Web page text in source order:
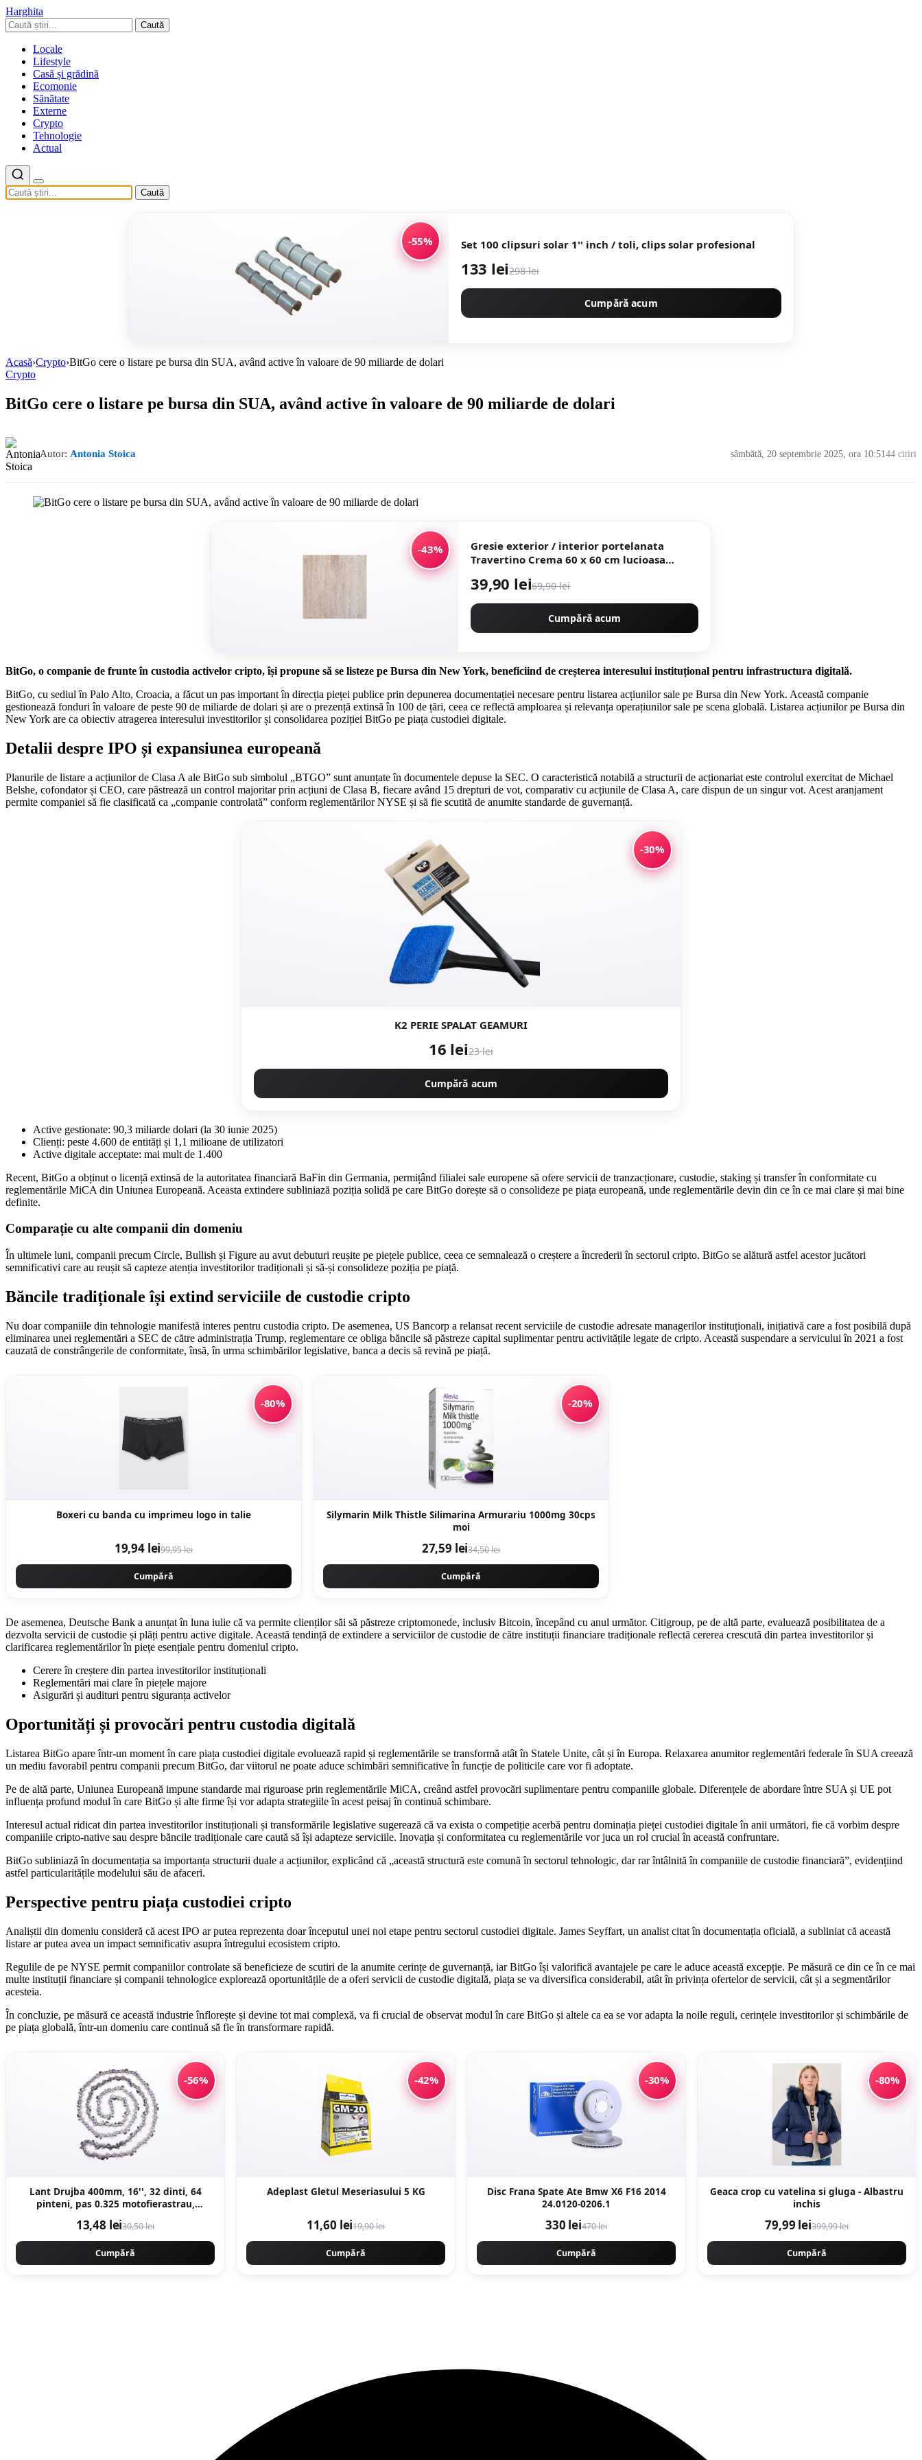
Harghita
Caută
Locale
Lifestyle
Casă și grădină
Ecomonie
Sănătate
Externe
Crypto
Tehnologie
Actual
Caută
-55% Set 100 clipsuri solar 1'' inch / toli, clips solar profesional
133 lei298 lei
Cumpără acum
Acasă›Crypto›BitGo cere o listare pe bursa din SUA, având active în valoare de 90 miliarde de dolari
Crypto
BitGo cere o listare pe bursa din SUA, având active în valoare de 90 miliarde de dolari
Autor: Antonia Stoica sâmbătă, 20 septembrie 2025, ora 10:51 44 citiri
-43%
Gresie exterior / interior portelanata
Travertino Crema 60 x 60 cm lucioasa
39,90 lei69,90 lei
Cumpără acum
BitGo, o companie de frunte în custodia activelor cripto, își propune să se listeze pe Bursa din New York, beneficiind de creșterea interesului instituțional pentru infrastructura digitală.
BitGo, cu sediul în Palo Alto, Croacia, a făcut un pas important în direcția pieței publice prin depunerea documentației necesare pentru listarea acțiunilor sale pe Bursa din New York. Această companie
gestionează fonduri în valoare de peste 90 de miliarde de dolari și are o prezență extinsă în 100 de țări, ceea ce reflectă amploarea și relevanța operațiunilor sale pe scena globală. Listarea acțiunilor pe Bursa din
New York are ca obiectiv atragerea interesului investitorilor și consolidarea poziției BitGo pe piața custodiei digitale.
Detalii despre IPO și expansiunea europeană
Planurile de listare a acțiunilor de Clasa A ale BitGo sub simbolul „BTGO” sunt anunțate în documentele depuse la SEC. O caracteristică notabilă a structurii de acționariat este controlul exercitat de Michael
Belshe, cofondator și CEO, care păstrează un control majoritar prin acțiuni de Clasa B, fiecare având 15 drepturi de vot, comparativ cu acțiunile de Clasa A, care dispun de un singur vot. Acest aranjament
permite companiei să fie clasificată ca „companie controlată” conform reglementărilor NYSE și să fie scutită de anumite standarde de guvernanță.
-30%
K2 PERIE SPALAT GEAMURI
16 lei23 lei
Cumpără acum
Active gestionate: 90,3 miliarde dolari (la 30 iunie 2025)
Clienți: peste 4.600 de entități și 1,1 milioane de utilizatori
Active digitale acceptate: mai mult de 1.400
Recent, BitGo a obținut o licență extinsă de la autoritatea financiară BaFin din Germania, permițând filialei sale europene să ofere servicii de tranzacționare, custodie, staking și transfer în conformitate cu
reglementările MiCA din Uniunea Europeană. Aceasta extindere subliniază poziția solidă pe care BitGo dorește să o consolideze pe piața europeană, unde reglementările devin din ce în ce mai clare și mai bine
definite.
Comparație cu alte companii din domeniu
În ultimele luni, companii precum Circle, Bullish și Figure au avut debuturi reușite pe piețele publice, ceea ce semnalează o creștere a încrederii în sectorul cripto. BitGo se alătură astfel acestor jucători
semnificativi care au reușit să capteze atenția investitorilor tradiționali și să-și consolideze poziția pe piață.
Băncile tradiționale își extind serviciile de custodie cripto
Nu doar companiile din tehnologie manifestă interes pentru custodia cripto. De asemenea, US Bancorp a relansat recent serviciile de custodie adresate managerilor instituționali, inițiativă care a fost posibilă după
eliminarea unei reglementări a SEC de către administrația Trump, reglementare ce obliga băncile să păstreze capital suplimentar pentru activitățile legate de cripto. Această suspendare a servicului în 2021 a fost
cauzată de constrângerile de conformitate, însă, în urma schimbărilor legislative, banca a decis să revină pe piață.
-80%
Boxeri cu banda cu imprimeu logo in talie
19,94 lei99,95 lei
Cumpără
-20%
Silymarin Milk Thistle Silimarina Armurariu 1000mg 30cps
moi
27,59 lei34,50 lei
Cumpără
De asemenea, Deutsche Bank a anunțat în luna iulie că va permite clienților săi să păstreze criptomonede, inclusiv Bitcoin, începând cu anul următor. Citigroup, pe de altă parte, evaluează posibilitatea de a
dezvolta servicii de custodie și plăți pentru active digitale. Această tendință de extindere a serviciilor de custodie de către instituții financiare tradiționale reflectă cererea crescută din partea investitorilor și
clarificarea reglementărilor în piețe esențiale pentru domeniul cripto.
Cerere în creștere din partea investitorilor instituționali
Reglementări mai clare în piețele majore
Asigurări și audituri pentru siguranța activelor
Oportunități și provocări pentru custodia digitală
Listarea BitGo apare într-un moment în care piața custodiei digitale evoluează rapid și reglementările se transformă atât în Statele Unite, cât și în Europa. Relaxarea anumitor reglementări federale în SUA creează
un mediu favorabil pentru companii precum BitGo, dar viitorul ne poate aduce schimbări semnificative în funcție de politicile care vor fi adoptate.
Pe de altă parte, Uniunea Europeană impune standarde mai riguroase prin reglementările MiCA, creând astfel provocări suplimentare pentru companiile globale. Diferențele de abordare între SUA și UE pot
influența profund modul în care BitGo și alte firme își vor adapta strategiile în acest peisaj în continuă schimbare.
Interesul actual ridicat din partea investitorilor instituționali și transformările legislative sugerează că va exista o competiție acerbă pentru dominația pieței custodiei digitale în anii următori, fie că vorbim despre
companiile cripto-native sau despre băncile tradiționale care caută să își adapteze serviciile. Inovația și conformitatea cu reglementările vor juca un rol crucial în această confruntare.
BitGo subliniază în documentația sa importanța structurii duale a acțiunilor, explicând că „această structură este comună în sectorul tehnologic, dar rar întâlnită în companiile de custodie financiară”, evidențiind
astfel particularitățile modelului său de afaceri.
Perspective pentru piața custodiei cripto
Analiștii din domeniu consideră că acest IPO ar putea reprezenta doar începutul unei noi etape pentru sectorul custodiei digitale. James Seyffart, un analist citat în documentația oficială, a subliniat că această
listare ar putea avea un impact semnificativ asupra întregului ecosistem cripto.
Regulile de pe NYSE permit companiilor controlate să beneficieze de scutiri de la anumite cerințe de guvernanță, iar BitGo își valorifică avantajele pe care le aduce această excepție. Pe măsură ce din ce în ce mai
multe instituții financiare și companii tehnologice explorează oportunitățile de a oferi servicii de custodie digitală, piața se va diversifica considerabil, atât în privința ofertelor de servicii, cât și a segmentărilor
acesteia.
În concluzie, pe măsură ce această industrie înflorește și devine tot mai complexă, va fi crucial de observat modul în care BitGo și altele ca ea se vor adapta la noile reguli, cerințele investitorilor și schimbările de
pe piața globală, într-un domeniu care continuă să fie în transformare rapidă.
-56%
Lant Drujba 400mm, 16'', 32 dinti, 64
pinteni, pas 0.325 motofierastrau,
13,48 lei30,50 lei
Cumpără
-42%
Adeplast Gletul Meseriasului 5 KG
11,60 lei19,90 lei
Cumpără
-30%
Disc Frana Spate Ate Bmw X6 F16 2014
24.0120-0206.1
330 lei470 lei
Cumpără
-80%
Geaca crop cu vatelina si gluga - Albastru
inchis
79,99 lei399,99 lei
Cumpără